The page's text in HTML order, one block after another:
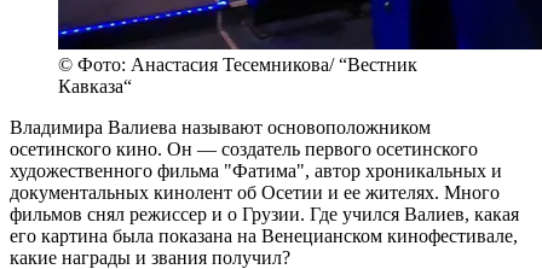
© Фото: Анастасия Тесемникова/ “Вестник
Кавказа“
Владимира Валиева называют основоположником
осетинского кино. Он — создатель первого осетинского
художественного фильма "Фатима", автор хроникальных и
документальных кинолент об Осетии и ее жителях. Много
фильмов снял режиссер и о Грузии. Где учился Валиев, какая
его картина была показана на Венецианском кинофестивале,
какие награды и звания получил?